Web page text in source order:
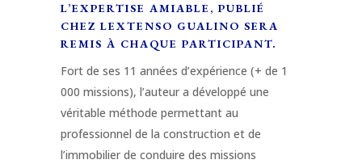
L’EXPERTISE AMIABLE, PUBLIÉ
CHEZ LEXTENSO GUALINO SERA
REMIS À CHAQUE PARTICIPANT.
Fort de ses 11 années d’expérience (+ de 1
000 missions), l’auteur a développé une
véritable méthode permettant au
professionnel de la construction et de
l’immobilier de conduire des missions